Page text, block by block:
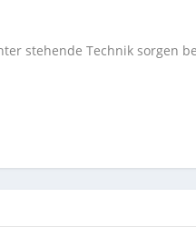
stehende Technik sorgen